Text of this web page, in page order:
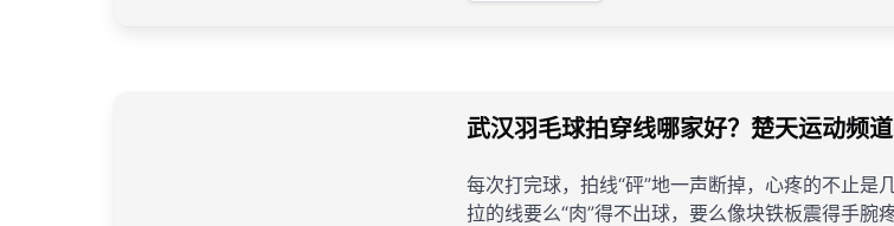
武汉羽毛球拍穿线哪家好？楚天运动频
每次打完球，拍线“砰”地一声断掉，心疼的不止
拉的线要么“肉”得不出球，要么像块铁板震得手腕